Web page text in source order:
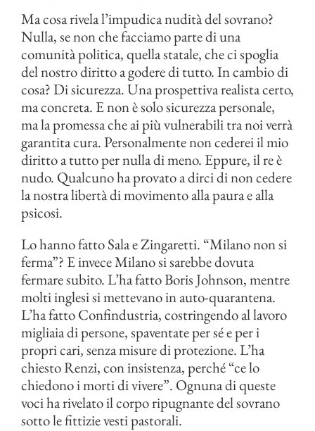
Ma cosa rivela l’impudica nudità del sovrano?
Nulla, se non che facciamo parte di una
comunità politica, quella statale, che ci spoglia
del nostro diritto a godere di tutto. In cambio di
cosa? Di sicurezza. Una prospettiva realista certo,
ma concreta. E non è solo sicurezza personale,
ma la promessa che ai più vulnerabili tra noi verrà
garantita cura. Personalmente non cederei il mio
diritto a tutto per nulla di meno. Eppure, il re è
nudo. Qualcuno ha provato a dirci di non cedere
la nostra libertà di movimento alla paura e alla
psicosi.
Lo hanno fatto Sala e Zingaretti. “Milano non si
ferma”? E invece Milano si sarebbe dovuta
fermare subito. L’ha fatto Boris Johnson, mentre
molti inglesi si mettevano in auto-quarantena.
L’ha fatto Confindustria, costringendo al lavoro
migliaia di persone, spaventate per sé e per i
propri cari, senza misure di protezione. L’ha
chiesto Renzi, con insistenza, perché “ce lo
chiedono i morti di vivere”. Ognuna di queste
voci ha rivelato il corpo ripugnante del sovrano
sotto le fittizie vesti pastorali.